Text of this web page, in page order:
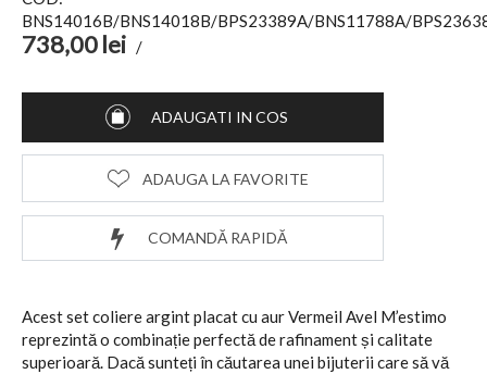
BNS14016B/BNS14018B/BPS23389A/BNS11788A/
738,00lei /
ADAUGATI IN COS
COMANDĂ RAPIDĂ
ADAUGA LA FAVORITE
Acest set coliere argint placat cu aur Vermeil Avel M’estimo
reprezintă o combinație perfectă de rafinament și calitate
superioară. Dacă sunteți în căutarea unei bijuterii care să vă